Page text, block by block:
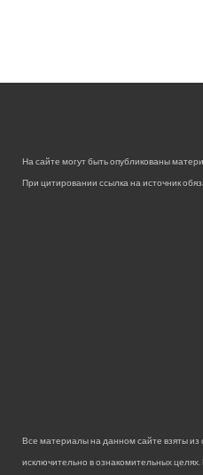
На сайте могут быть опубликованы
При цитировании ссылка на источник
Все материалы на данном сайте взяты из
исключительно в ознакомительных